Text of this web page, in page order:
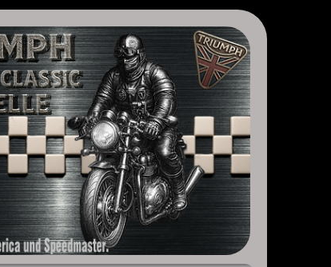
Bobber, Speed Twin, Street Scrambler, Street Twin,